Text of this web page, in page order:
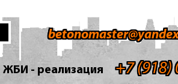
ЖБИ - реализация +7 (918)